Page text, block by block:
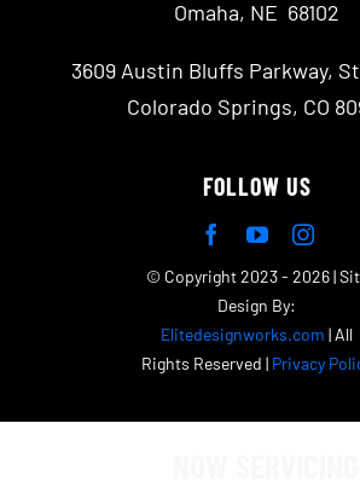
Omaha, NE 68102
3609 Austin Bluffs Parkway,
Colorado Springs, CO
FOLLOW US
© Copyright 2023 - 2026 |
Design By:
Elitedesignworks.com | All
Rights Reserved | Privacy